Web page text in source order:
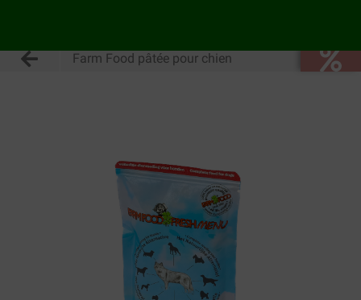
Farm Food pâtée pour chien